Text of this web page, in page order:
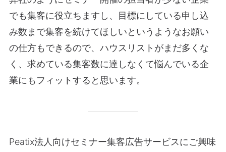
でも集客に役立ちますし、目標にしている申し込
み数まで集客を続けてほしいというようなお願い
の仕方もできるので、ハウスリストがまだ多くな
く、求めている集客数に達しなくて悩んでいる企
業にもフィットすると思います。
Peatix法人向けセミナー集客広告サービスにご興味